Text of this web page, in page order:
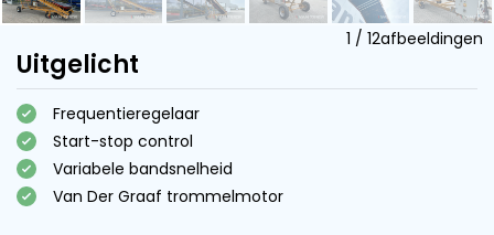
1 / 12afbeeldingen
Uitgelicht
Frequentieregelaar
Start-stop control
Variabele bandsnelheid
Van Der Graaf trommelmotor